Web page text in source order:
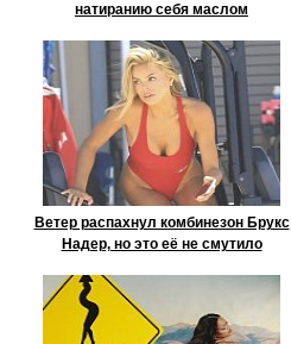
натиранию себя маслом
Ветер распахнул комбинезон Брукс
Надер, но это её не смутило